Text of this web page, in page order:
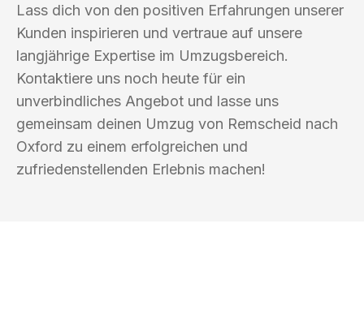
Lass dich von den positiven Erfahrungen unserer
Kunden inspirieren und vertraue auf unsere
langjährige Expertise im Umzugsbereich.
Kontaktiere uns noch heute für ein
unverbindliches Angebot und lasse uns
gemeinsam deinen Umzug von Remscheid nach
Oxford zu einem erfolgreichen und
zufriedenstellenden Erlebnis machen!